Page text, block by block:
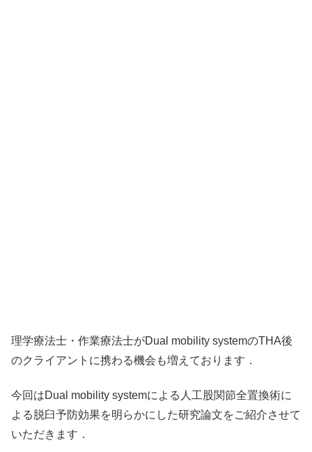
理学療法士・作業療法士がDual mobility systemのTHA後
のクライアントに携わる機会も増えております．
今回はDual mobility systemによる人工股関節全置換術に
よる脱臼予防効果を明らかにした研究論文をご紹介させて
いただきます．